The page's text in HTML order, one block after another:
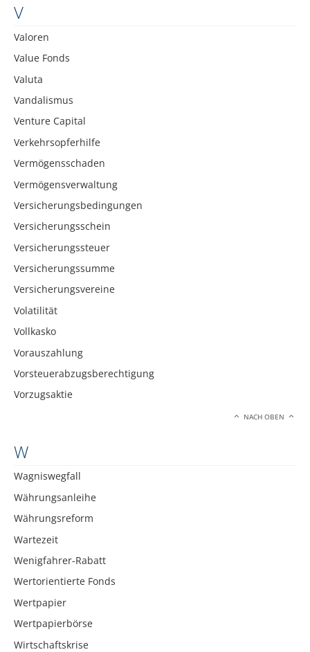
V
Valoren
Value Fonds
Valuta
Vandalismus
Venture Capital
Verkehrsopferhilfe
Vermögensschaden
Vermögensverwaltung
Versicherungsbedingungen
Versicherungsschein
Versicherungssteuer
Versicherungssumme
Versicherungsvereine
Volatilität
Vollkasko
Vorauszahlung
Vorsteuerabzugsberechtigung
Vorzugsaktie
NACH OBEN
W
Wagniswegfall
Währungsanleihe
Währungsreform
Wartezeit
Wenigfahrer-Rabatt
Wertorientierte Fonds
Wertpapier
Wertpapierbörse
Wirtschaftskrise